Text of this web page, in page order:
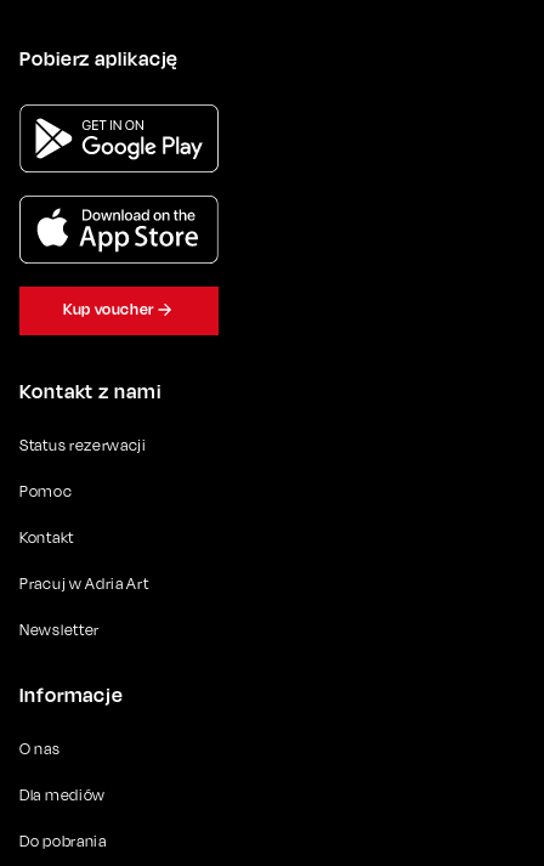
Kontakt z nami
Status rezerwacji
Pomoc
Kontakt
Pracuj w Adria Art
Newsletter
Informacje
O nas
Dla mediów
Do pobrania
Pobierz aplikację
Kup voucher